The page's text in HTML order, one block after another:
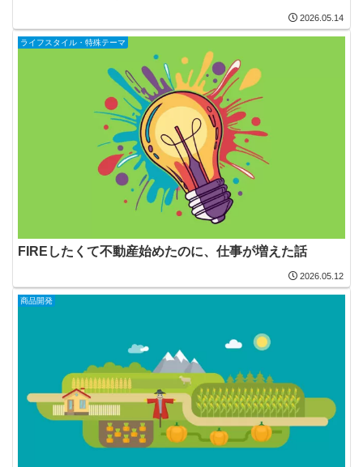
2026.05.14
ライフスタイル・特殊テーマ
FIREしたくて不動産始めたのに、仕事が増えた話
2026.05.12
商品開発